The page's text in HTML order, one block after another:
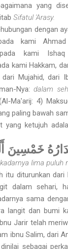
yang
Sifatul 'Arasy.
dengan
kami
kami
kami Hakkam,
Mujahid, dari
Nya:dalam
Ma'arij: 4)
paling bawah
yang ketujuh
خَمْسِينَ
lima puluh
itu diturunkan
dalam sehari,
sama
langit dan bumi
Jarir telah
ibnu Salim, dari
sebagai